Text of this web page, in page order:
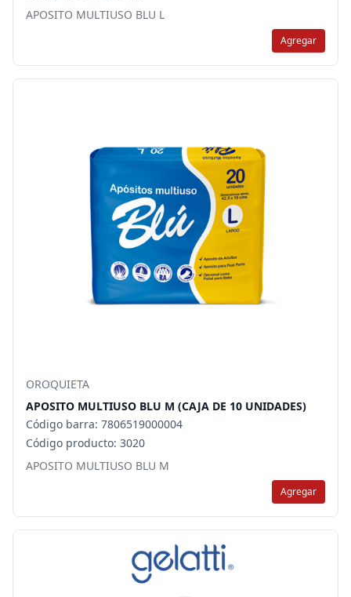
APOSITO MULTIUSO BLU L
Agregar
OROQUIETA
APOSITO MULTIUSO BLU M (CAJA DE 10 UNIDADES)
Código barra: 7806519000004
Código producto: 3020
APOSITO MULTIUSO BLU M
Agregar